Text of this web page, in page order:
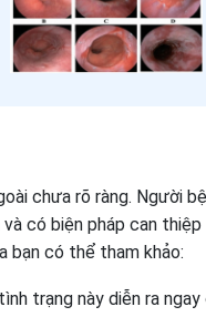
chưa rõ ràng. Người
có biện pháp can thiệp
bạn có thể tham khảo:
trạng này diễn ra ngay